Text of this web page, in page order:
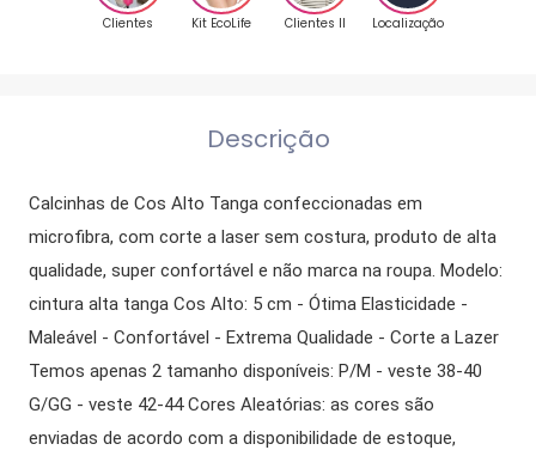
Clientes Kit EcoLife Clientes II Localização
Descrição
Calcinhas de Cos Alto Tanga confeccionadas em
microfibra, com corte a laser sem costura, produto de alta
qualidade, super confortável e não marca na roupa. Modelo:
cintura alta tanga Cos Alto: 5 cm - Ótima Elasticidade -
Maleável - Confortável - Extrema Qualidade - Corte a Lazer
Temos apenas 2 tamanho disponíveis: P/M - veste 38-40
G/GG - veste 42-44 Cores Aleatórias: as cores são
enviadas de acordo com a disponibilidade de estoque,